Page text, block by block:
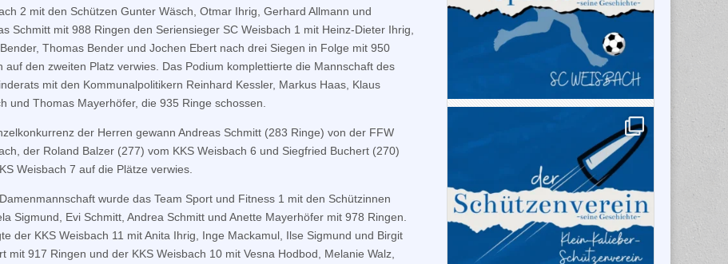
2 mit den Schützen Gunter Wäsch, Otmar Ihrig, Gerhard Allmann und
Schmitt mit 988 Ringen den Seriensieger SC Weisbach 1 mit Heinz-Dieter Ihrig,
Thomas Bender und Jochen Ebert nach drei Siegen in Folge mit 950
auf den zweiten Platz verwies. Das Podium komplettierte die Mannschaft des
mit den Kommunalpolitikern Reinhard Kessler, Markus Haas, Klaus
und Thomas Mayerhöfer, die 935 Ringe schossen.
der Herren gewann Andreas Schmitt (283 Ringe) von der FFW
der Roland Balzer (277) vom KKS Weisbach 6 und Siegfried Buchert (270)
Weisbach 7 auf die Plätze verwies.
wurde das Team Sport und Fitness 1 mit den Schützinnen
Sigmund, Evi Schmitt, Andrea Schmitt und Anette Mayerhöfer mit 978 Ringen.
der KKS Weisbach 11 mit Anita Ihrig, Inge Mackamul, Ilse Sigmund und Birgit
mit 917 Ringen und der KKS Weisbach 10 mit Vesna Hodbod, Melanie Walz,